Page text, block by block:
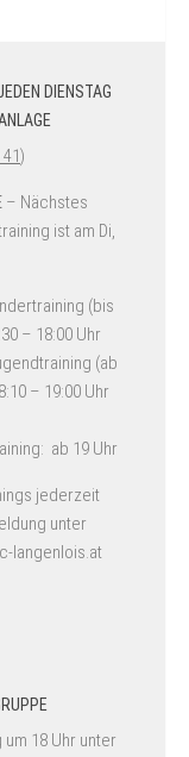
DIENSTAG
)
– Nächstes
ist am Di,
(bis
– 18:00 Uhr
(ab
– 19:00 Uhr
ab 19 Uhr
jederzeit
unter
langenlois.at
18 Uhr unter